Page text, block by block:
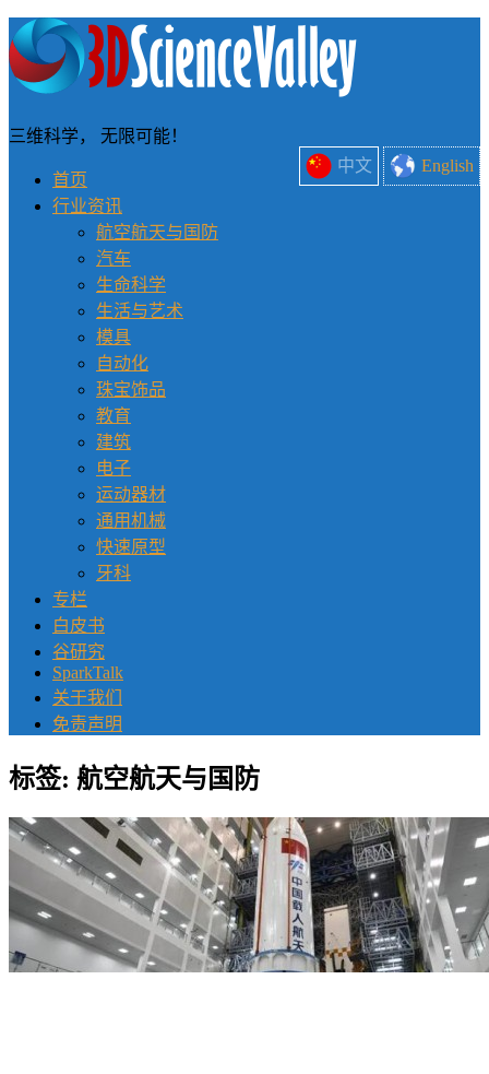
中文 English
三维科学， 无限可能！
首页
行业资讯
航空航天与国防
汽车
生命科学
生活与艺术
模具
自动化
珠宝饰品
教育
建筑
电子
运动器材
通用机械
快速原型
牙科
专栏
白皮书
谷研究
SparkTalk
关于我们
免责声明
标签: 航空航天与国防